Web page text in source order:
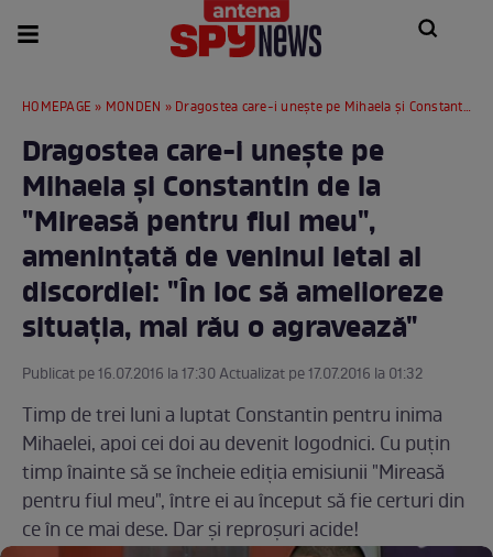
HOMEPAGE » MONDEN » Dragostea care-i uneşte pe Mihaela şi Constantin de la "Mireasă pentru fiul meu", amenințată de veninul letal al discordiei: "În loc să amelioreze situaţia, mai rău o agravează"
Dragostea care-i uneşte pe
Mihaela şi Constantin de la
"Mireasă pentru fiul meu",
amenințată de veninul letal al
discordiei: "În loc să amelioreze
situaţia, mai rău o agravează"
Publicat pe 16.07.2016 la 17:30 Actualizat pe 17.07.2016 la 01:32
Timp de trei luni a luptat Constantin pentru inima
Mihaelei, apoi cei doi au devenit logodnici. Cu puţin
timp înainte să se încheie ediţia emisiunii "Mireasă
pentru fiul meu", între ei au început să fie certuri din
ce în ce mai dese. Dar şi reproşuri acide!